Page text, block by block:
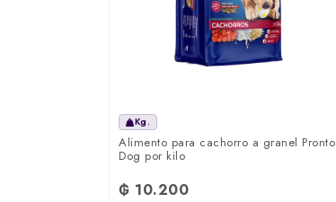
Kg.
Alimento para cachorro a granel Pronto
Dog por kilo
₲ 10.200